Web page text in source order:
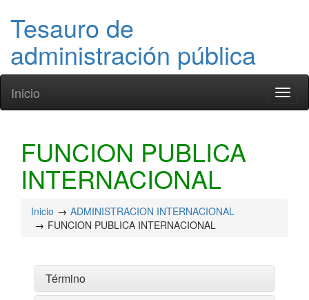
Tesauro de
administración pública
Inicio
FUNCION PUBLICA
INTERNACIONAL
Inicio
ADMINISTRACION INTERNACIONAL
FUNCION PUBLICA INTERNACIONAL
Término